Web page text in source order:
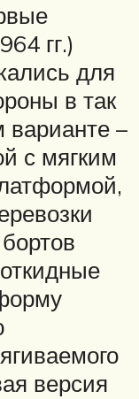
гг.)
для
в так
–
с мягким
версия